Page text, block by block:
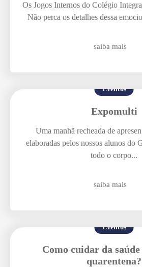
Os Jogos Internos do Colégio
Não perca os detalhes dessa
saiba mais
Eventos
Expomulti
Uma manhã recheada de
elaboradas pelos nossos alunos do
todo o corpo...
saiba mais
Eventos
Como cuidar da
quarentena?